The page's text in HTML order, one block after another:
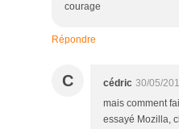
courage
Répondre
C cédric 30/05/
mais comment
essayé Mozilla,